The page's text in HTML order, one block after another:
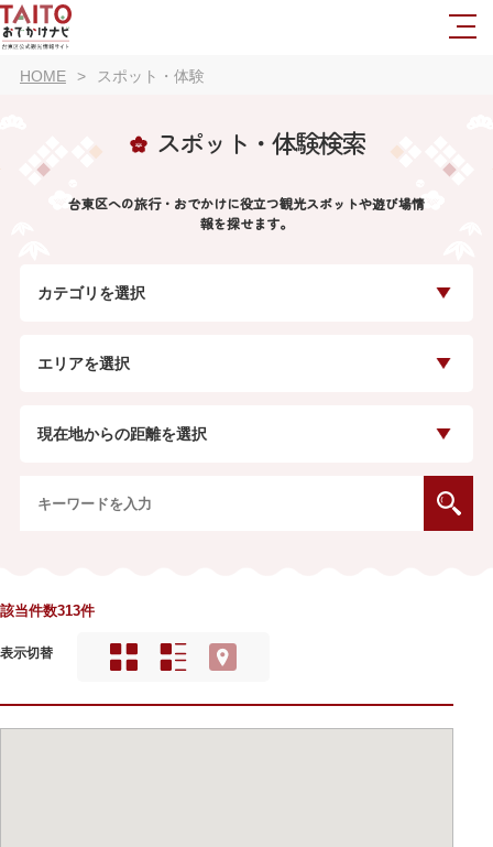
HOME スポット・体験
スポット・体験検索
台東区への旅行・おでかけに役立つ観光スポットや遊び場情
報を探せます。
カテゴリを選択
エリアを選択
現在地からの距離を選択
該当件数313件
表示切替